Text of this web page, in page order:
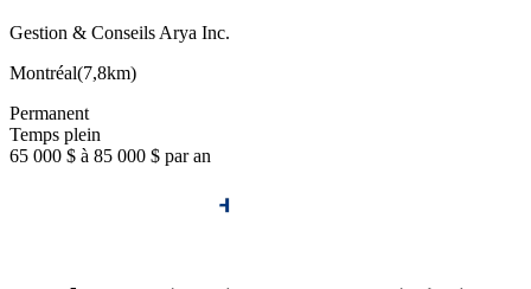
Gestion & Conseils Arya Inc.
Montréal(7,8km)
Permanent
Temps plein
65 000 $ à 85 000 $ par an